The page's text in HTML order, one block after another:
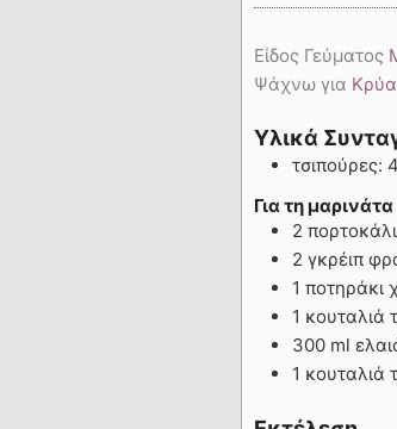
Είδος Γεύματος
Ψάχνω για
Υλικά
τσιπούρες:
Για τη μαρινάτα
2
2 γκρέιπ
1 ποτηράκι
1 κουταλιά
300 ml
1 κουταλιά